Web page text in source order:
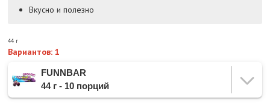
Вкусно и полезно
44 г
Вариантов: 1
FUNNBAR
44 г - 10 порций